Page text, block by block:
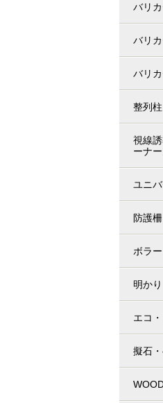
バリ
バリ
バリ
整列
視線
ーナ
ユニ
防護柵
ボラ
明か
エコ
擬石